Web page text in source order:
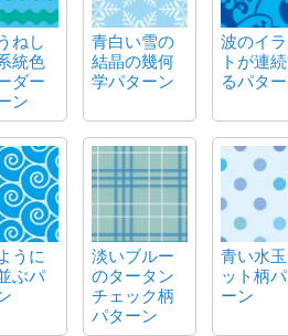
ねし
統色
ダー
ン
青白い雪の
結晶の幾何
学パターン
波のイ
トが連
るパタ
うに
ぶパ
淡いブルー
のタータン
チェック柄
パターン
青い水
ット柄
ーン